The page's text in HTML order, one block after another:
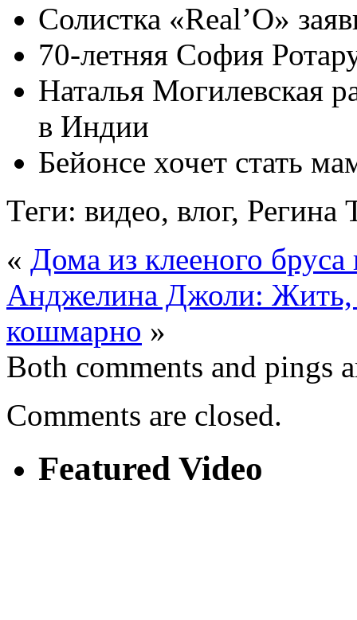
Солистка «Real’O»
70-летняя София
Наталья Могилевская
в Индии
Бейонсе хочет стать
Теги: видео, влог, Регина
« Дома из клееного
Анджелина Джоли: Жить,
кошмарно »
Both comments and pings
Comments are closed.
Featured Video